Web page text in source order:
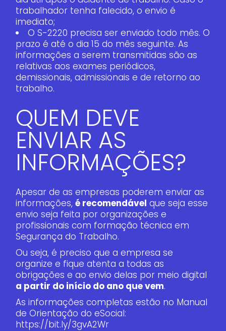
trabalhador tenha falecido, o envio é
imediato;
O S-2220 precisa ser enviado todo mês. O
prazo é até o dia 15 do mês seguinte. As
informações a serem transmitidas são as
relativas aos exames periódicos,
demissionais, admissionais e de retorno ao
trabalho.
QUEM DEVE
ENVIAR AS
INFORMAÇÕES?
Apesar de as empresas poderem enviar as
informações,é recomendável que seja esse
envio seja feita por organizações e
profissionais com formação técnica em
Segurança do Trabalho.
Ou seja, é preciso que a empresa se
organize e fique atenta a todas as
obrigações e ao envio delas por meio digital
a partir do início do ano que vem.
As informações completas estão no Manual
de Orientação do eSocial:
https://bit.ly/3gvA2Wr